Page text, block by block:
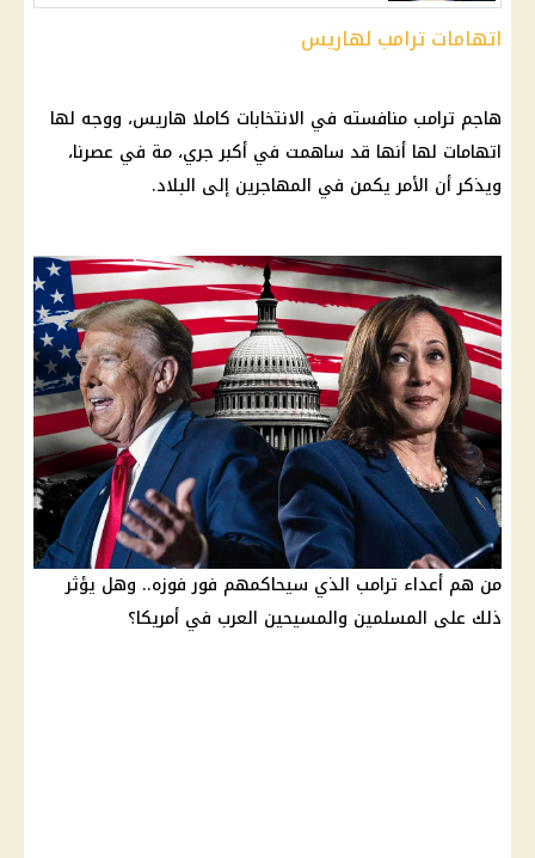
اتهامات ترامب لهاريس
هاجم ترامب منافسته في الانتخابات كاملا هاريس، ووجه لها
اتهامات لها أنها قد ساهمت في أكبر جري، مة في عصرنا،
ويذكر أن الأمر يكمن في المهاجرين إلى البلاد.
من هم أعداء ترامب الذي سيحاكمهم فور فوزه.. وهل يؤثر
ذلك على المسلمين والمسيحين العرب في أمريكا؟